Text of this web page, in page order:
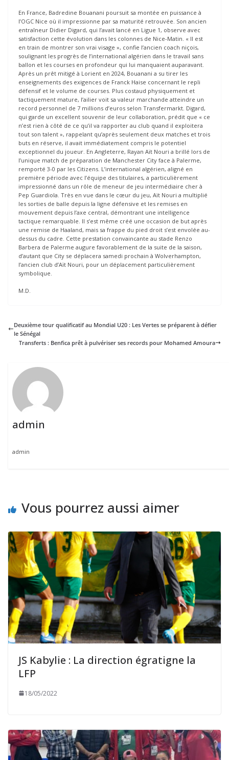
En France, Badredine Bouanani poursuit sa montée en puissance à
l’OGC Nice où il impressionne par sa maturité retrouvée. Son ancien
entraîneur Didier Digard, qui l’avait lancé en Ligue 1, observe avec
satisfaction cette évolution dans les colonnes de Nice-Matin. « Il est
en train de montrer son vrai visage », confie l’ancien coach niçois,
soulignant les progrès de l’international algérien dans le travail sans
ballon et les courses en profondeur qui lui manquaient auparavant.
Après un prêt mitigé à Lorient en 2024, Bouanani a su tirer les
enseignements des exigences de Franck Haise concernant le repli
défensif et le volume de courses. Plus costaud physiquement et
tactiquement mature, l’ailier voit sa valeur marchande atteindre un
record personnel de 7 millions d’euros selon Transfermarkt. Digard,
qui garde un excellent souvenir de leur collaboration, prédit que « ce
n’est rien à côté de ce qu’il va rapporter au club quand il exploitera
tout son talent », rappelant qu’après seulement deux matches et trois
buts en réserve, il avait immédiatement compris le potentiel
exceptionnel du joueur. En Angleterre, Rayan Aït Nouri a brillé lors de
l’unique match de préparation de Manchester City face à Palerme,
remporté 3-0 par les Citizens. L’international algérien, aligné en
première période avec l’équipe des titulaires, a particulièrement
impressionné dans un rôle de meneur de jeu intermédiaire cher à
Pep Guardiola. Très en vue dans le cœur du jeu, Aït Nouri a multiplié
les sorties de balle depuis la ligne défensive et les remises en
mouvement depuis l’axe central, démontrant une intelligence
tactique remarquable. Il s’est même créé une occasion de but après
une remise de Haaland, mais sa frappe du pied droit s’est envolée au-
dessus du cadre. Cette prestation convaincante au stade Renzo
Barbera de Palerme augure favorablement de la suite de la saison,
d’autant que City se déplacera samedi prochain à Wolverhampton,
l’ancien club d’Aït Nouri, pour un déplacement particulièrement
symbolique.
M.D.
Deuxième tour qualificatif au Mondial U20 : Les Vertes se préparent à défier
le Sénégal
Transferts : Benfica prêt à pulvériser ses records pour Mohamed Amoura
admin
admin
Vous pourrez aussi aimer
JS Kabylie : La direction égratigne la
LFP
18/05/2022